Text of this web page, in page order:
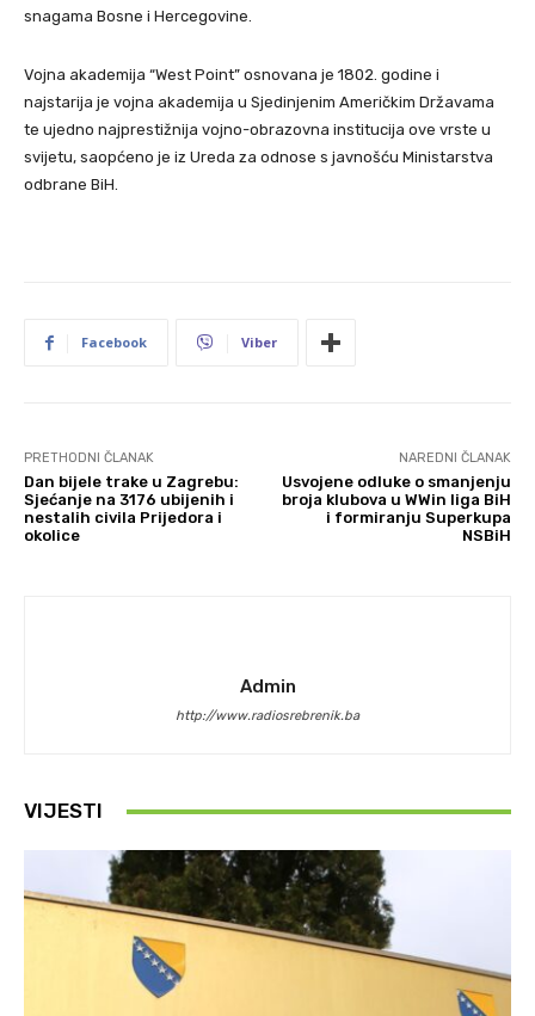
snagama Bosne i Hercegovine.
Vojna akademija “West Point” osnovana je 1802. godine i
najstarija je vojna akademija u Sjedinjenim Američkim Državama
te ujedno najprestižnija vojno-obrazovna institucija ove vrste u
svijetu, saopćeno je iz Ureda za odnose s javnošću Ministarstva
odbrane BiH.
Facebook Viber
PRETHODNI ČLANAK
Dan bijele trake u Zagrebu:
Sjećanje na 3176 ubijenih i
nestalih civila Prijedora i
okolice
NAREDNI ČLANAK
Usvojene odluke o smanjenju
broja klubova u WWin liga BiH
i formiranju Superkupa
NSBiH
Admin
http://www.radiosrebrenik.ba
VIJESTI